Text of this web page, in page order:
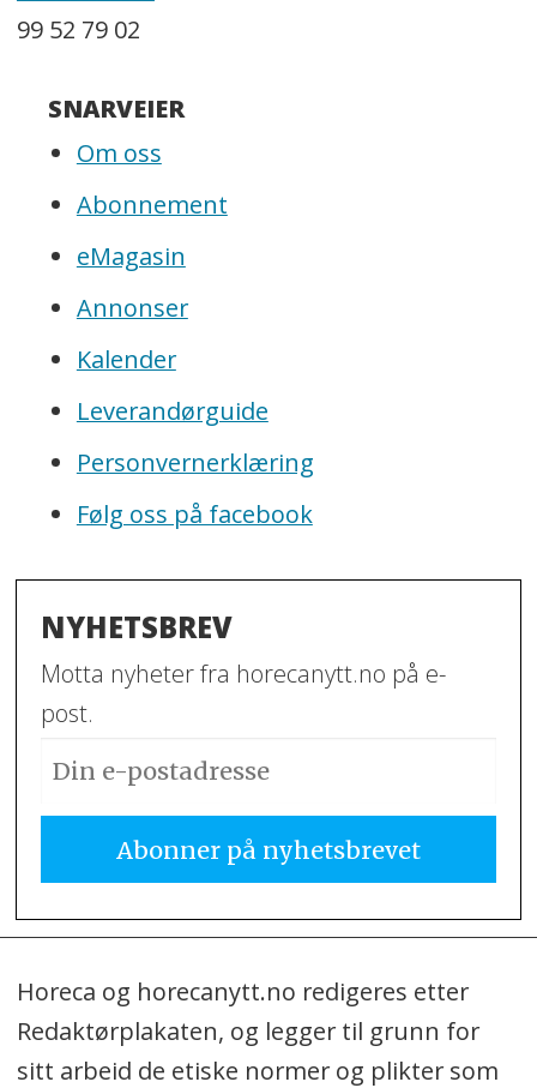
99 52 79 02
SNARVEIER
Om oss
Abonnement
eMagasin
Annonser
Kalender
Leverandørguide
Personvernerklæring
Følg oss på facebook
NYHETSBREV
Motta nyheter fra horecanytt.no på e-
post.
Horeca og horecanytt.no redigeres etter
Redaktørplakaten, og legger til grunn for
sitt arbeid de etiske normer og plikter som